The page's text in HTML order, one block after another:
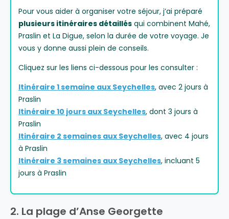
Pour vous aider à organiser votre séjour, j’ai préparé
plusieurs itinéraires détaillés qui combinent Mahé,
Praslin et La Digue, selon la durée de votre voyage. Je
vous y donne aussi plein de conseils.
Cliquez sur les liens ci-dessous pour les consulter :
Itinéraire 1 semaine aux Seychelles, avec 2 jours à
Praslin
Itinéraire 10 jours aux Seychelles, dont 3 jours à
Praslin
Itinéraire 2 semaines aux Seychelles, avec 4 jours
à Praslin
Itinéraire 3 semaines aux Seychelles, incluant 5
jours à Praslin
2. La plage d’Anse Georgette